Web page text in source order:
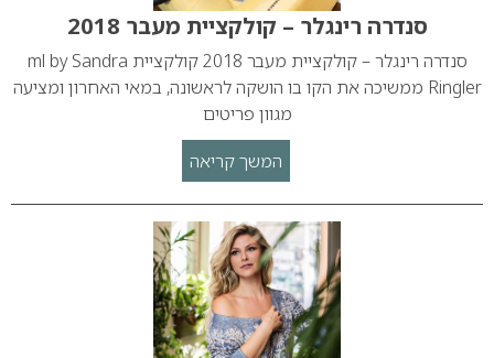
סנדרה רינגלר – קולקציית מעבר 2018
סנדרה רינגלר – קולקציית מעבר 2018 קולקציית ml by Sandra
Ringler ממשיכה את הקו בו הושקה לראשונה, במאי האחרון ומציעה
מגוון פריטים
המשך קריאה